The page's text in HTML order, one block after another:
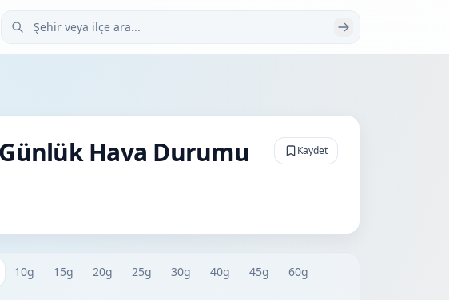
Şehir veya ilçe ara
Hava Durumu Kaydet
10g 15g 20g 25g 30g 40g 45g
60g